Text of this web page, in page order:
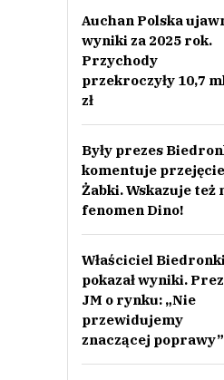
Auchan Polska
wyniki za 2025 rok.
Przychody
przekroczyły 10,7
zł
Były prezes
komentuje przejęcie
Żabki. Wskazuje też
fenomen Dino!
Właściciel
pokazał wyniki.
JM o rynku: „Nie
przewidujemy
znaczącej poprawy”